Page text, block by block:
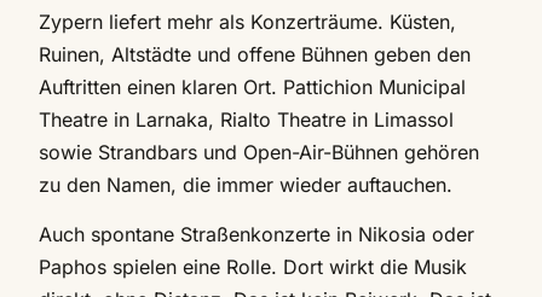
Zypern liefert mehr als Konzerträume. Küsten,
Ruinen, Altstädte und offene Bühnen geben den
Auftritten einen klaren Ort. Pattichion Municipal
Theatre in Larnaka, Rialto Theatre in Limassol
sowie Strandbars und Open-Air-Bühnen gehören
zu den Namen, die immer wieder auftauchen.
Auch spontane Straßenkonzerte in Nikosia oder
Paphos spielen eine Rolle. Dort wirkt die Musik